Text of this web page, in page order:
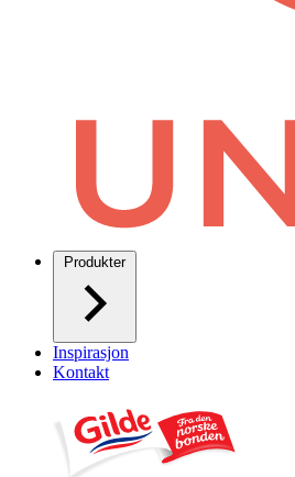
Produkter
Inspirasjon
Kontakt